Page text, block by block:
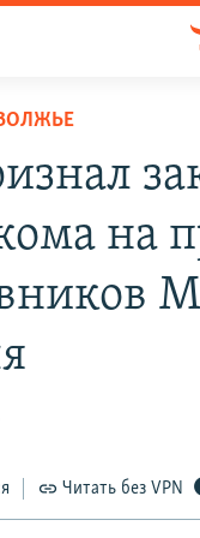
на
Читать без VPN